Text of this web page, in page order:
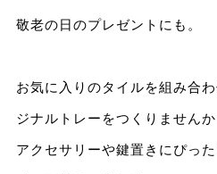
敬老の日のプレゼントにも。
お気に入りのタイルを組み合
ジナルトレーをつくりませんか
アクセサリーや鍵置きにぴった